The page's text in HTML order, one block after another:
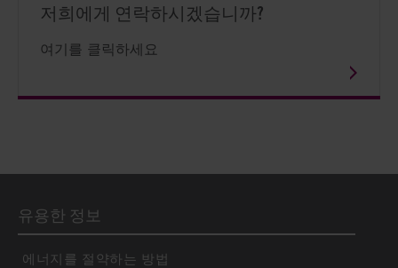
저희에게 연락하시겠습니까?
여기를 클릭하세요
유용한 정보
에너지를 절약하는 방법